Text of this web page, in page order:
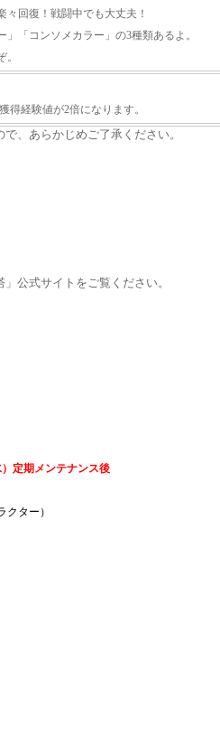
々回復！戦闘中でも大丈夫！
」「コンソメカラー」の3種類あるよ。
得経験値が2倍になります。
、あらかじめご了承ください。
公式サイトをご覧ください。
定期メンテナンス後
ター）